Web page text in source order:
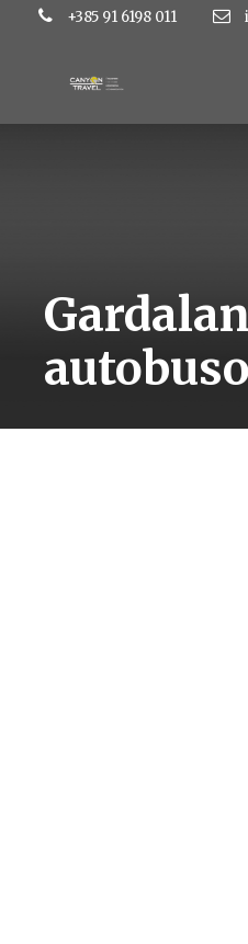
+385 91 6198 011